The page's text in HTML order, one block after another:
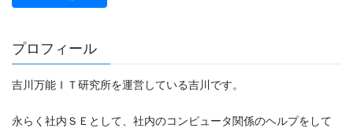
プロフィール
吉川万能ＩＴ研究所を運営している吉川です。
永らく社内ＳＥとして、社内のコンピュータ関係のヘルプをして